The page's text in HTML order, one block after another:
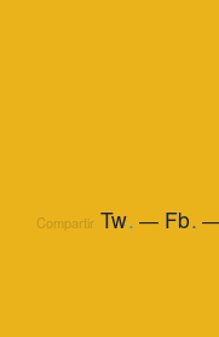
Compartir Tw. Fb.